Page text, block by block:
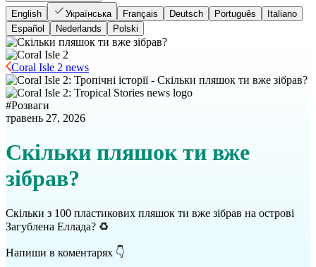
English
Українська Français Deutsch Português
Italiano
Español
Nederlands Polski
Coral Isle 2 news
#Розваги
травень 27, 2026
Скільки пляшок ти вже
зібрав?
Скільки з 100 пластикових пляшок ти вже зібрав на острові
Загублена Еллада? ♻️
Напиши в коментарях 👇